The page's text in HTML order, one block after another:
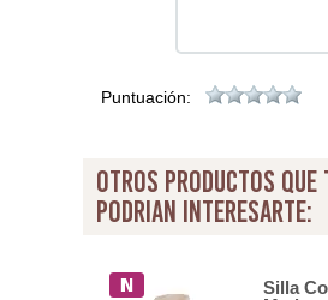
Puntuación:
otros productos que
podrian interesarte:
Silla